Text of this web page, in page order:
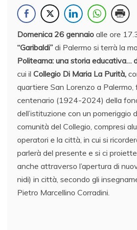
Domenica 26 gennaio alle ore
“Garibaldi” di Palermo si terrà la
Politeama: una storia educativa…
cui il Collegio Di Maria La Purità,
quartiere San Lorenzo a Palermo,
centenario (1924-2024) della
dell’istituzione con un pomeriggio
comunità del Collegio, compresi
operatori e la città, in cui si
parlerà del presente e si ci
anche attraverso l’apertura di
nidi) in città, secondo gli
Pietro Marcellino Corradini.